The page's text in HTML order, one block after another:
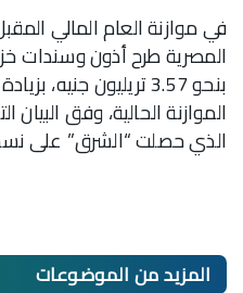
في موازنة العام المالي
المصرية طرح أذون وسندات
الموازنة الحالية، وفق البيان
الذي حصلت “الشرق” على
المزيد منالموضوعات